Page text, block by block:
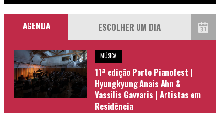
AGENDA
MÚSICA
11ª edição Porto Pianofest |
Hyungkyung Anais Ahn &
Vassilis Gavvaris | Artistas em
Residência